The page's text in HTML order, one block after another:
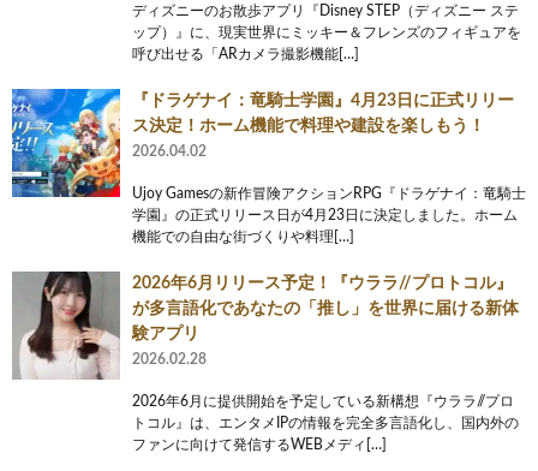
ディズニーのお散歩アプリ『Disney STEP（ディズニー ステ
ップ）』に、現実世界にミッキー＆フレンズのフィギュアを
呼び出せる「ARカメラ撮影機能[…]
『ドラゲナイ：竜騎士学園』4月23日に正式リリー
ス決定！ホーム機能で料理や建設を楽しもう！
2026.04.02
Ujoy Gamesの新作冒険アクションRPG『ドラゲナイ：竜騎士
学園』の正式リリース日が4月23日に決定しました。ホーム
機能での自由な街づくりや料理[…]
2026年6月リリース予定！『ウララ//プロトコル』
が多言語化であなたの「推し」を世界に届ける新体
験アプリ
2026.02.28
2026年6月に提供開始を予定している新構想『ウララ//プロ
トコル』は、エンタメIPの情報を完全多言語化し、国内外の
ファンに向けて発信するWEBメディ[…]